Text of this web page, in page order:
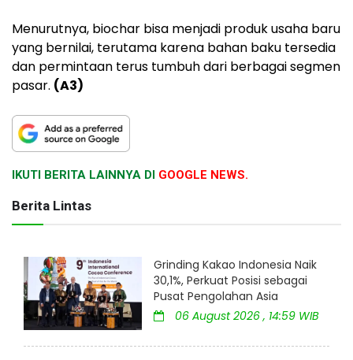
Menurutnya, biochar bisa menjadi produk usaha baru
yang bernilai, terutama karena bahan baku tersedia
dan permintaan terus tumbuh dari berbagai segmen
pasar. (A3)
IKUTI BERITA LAINNYA DI GOOGLE NEWS.
Berita Lintas
Grinding Kakao Indonesia Naik
30,1%, Perkuat Posisi sebagai
Pusat Pengolahan Asia
06 August 2026 , 14:59 WIB